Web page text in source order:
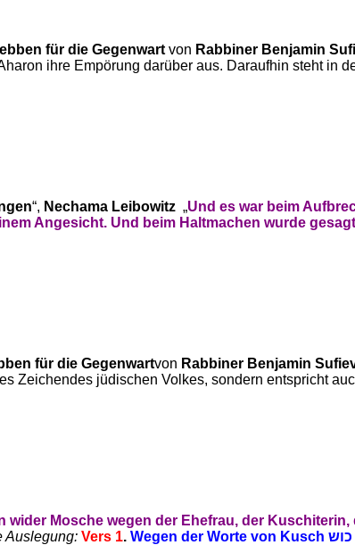
für die Gegenwart von Rabbiner Benjamin
ihre Empörung darüber aus. Daraufhin steht in
“, Nechama Leibowitz „Und es war beim
Angesicht. Und beim Haltmachen wurde
für die Gegenwartvon Rabbiner Benjamin
Zeichendes jüdischen Volkes, sondern entspricht
wider Mosche wegen der Ehefrau, der
Auslegung: Vers 1. Wegen der Worte von Kusch כוש